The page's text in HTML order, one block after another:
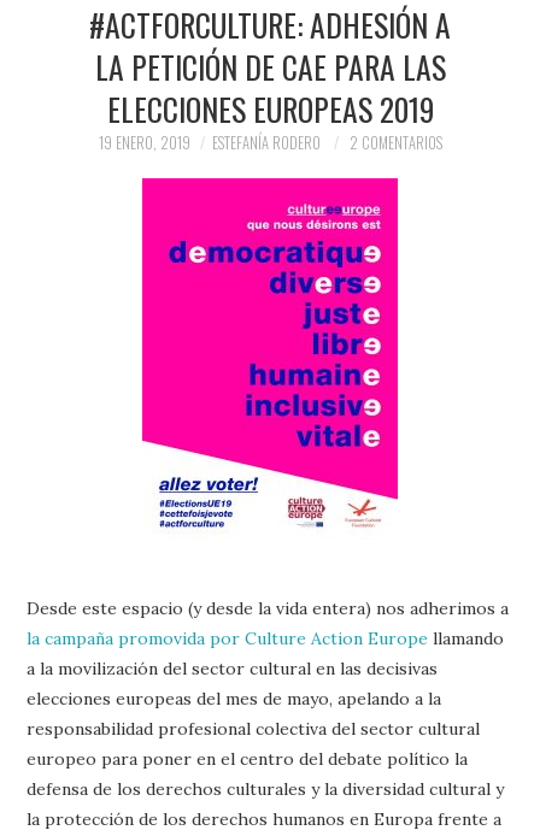
PRENSA Y
COLABORACIONES)
QUIÉN ES
#ACTFORCULTURE: ADHESIÓN A
LA PETICIÓN DE CAE PARA LAS
ELECCIONES EUROPEAS 2019
19 ENERO, 2019 ESTEFANÍA RODERO 2 COMENTARIOS
Desde este espacio (y desde la vida entera) nos adherimos a
la campaña promovida por Culture Action Europe llamando
a la movilización del sector cultural en las decisivas
elecciones europeas del mes de mayo, apelando a la
responsabilidad profesional colectiva del sector cultural
europeo para poner en el centro del debate político la
defensa de los derechos culturales y la diversidad cultural y
la protección de los derechos humanos en Europa frente a